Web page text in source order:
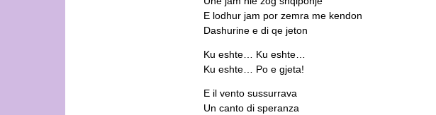
E lodhur jam por zemra me kendon
Dashurine e di qe jeton
Ku eshte… Ku eshte…
Ku eshte… Po e gjeta!
E il vento sussurrava
Un canto di speranza